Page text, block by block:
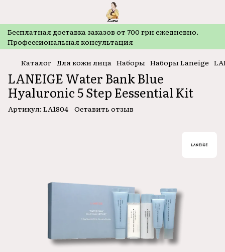
Бесплатная доставка заказов от 700 грн ежедневно.
Профессиональная консультация
Каталог Для кожи лица Наборы Наборы Laneige
LANEIGE Water Bank Blue
Hyaluronic 5 Step Eessential Kit
Артикул: LA1804 Оставить отзыв